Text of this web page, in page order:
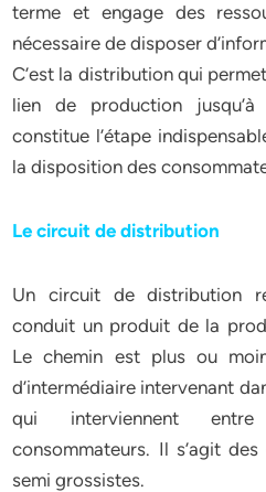
terme et engage des
nécessaire de disposer
C’est la distribution qui
lien de production
constitue l’étape
la disposition des
Le circuit de distribution
Un circuit de distribution
conduit un produit de la
Le chemin est plus ou
d’intermédiaire intervenant
qui interviennent
consommateurs. Il s’agit
semi grossistes.